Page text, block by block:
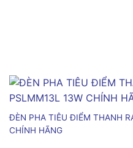
ĐÈN PHA TIÊU ĐIỂM THANH
CHÍNH HÃNG